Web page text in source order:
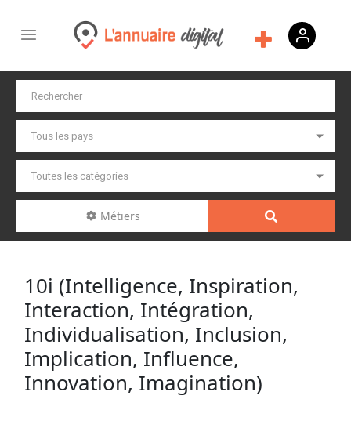
Métiers
10i (Intelligence, Inspiration,
Interaction, Intégration,
Individualisation, Inclusion,
Implication, Influence,
Innovation, Imagination)